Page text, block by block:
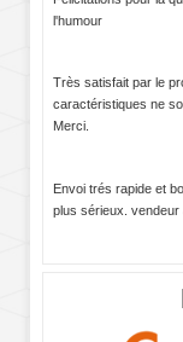
l'humour
Très satisfait par le
caractéristiques ne
Merci.
Envoi trés rapide et
plus sérieux.